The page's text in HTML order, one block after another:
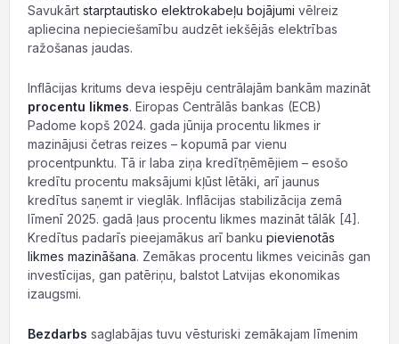
Savukārt starptautisko elektrokabeļu bojājumi vēlreiz
apliecina nepieciešamību audzēt iekšējās elektrības
ražošanas jaudas.
Inflācijas kritums deva iespēju centrālajām bankām mazināt
procentu likmes. Eiropas Centrālās bankas (ECB)
Padome kopš 2024. gada jūnija procentu likmes ir
mazinājusi četras reizes – kopumā par vienu
procentpunktu. Tā ir laba ziņa kredītņēmējiem – esošo
kredītu procentu maksājumi kļūst lētāki, arī jaunus
kredītus saņemt ir vieglāk. Inflācijas stabilizācija zemā
līmenī 2025. gadā ļaus procentu likmes mazināt tālāk [4].
Kredītus padarīs pieejamākus arī banku pievienotās
likmes mazināšana. Zemākas procentu likmes veicinās gan
investīcijas, gan patēriņu, balstot Latvijas ekonomikas
izaugsmi.
Bezdarbs saglabājas tuvu vēsturiski zemākajam līmenim